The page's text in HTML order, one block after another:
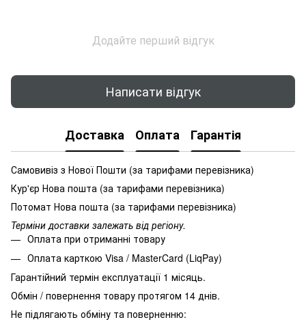
Додайте перший відгук
Написати відгук
Доставка Оплата Гарантія
Самовивіз з Нової Пошти (за тарифами перевізника)
Кур'єр Нова пошта (за тарифами перевізника)
Потомат Нова пошта (за тарифами перевізника)
Терміни доставки залежать від регіону.
Оплата при отриманні товару
Оплата карткою Visa / MasterCard (LiqPay)
Гарантійний термін експлуатації 1 місяць.
Обмін / повернення товару протягом 14 днів.
Не підлягають обміну та поверненню: